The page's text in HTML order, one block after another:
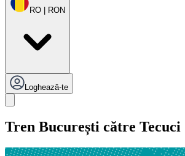
RO | RON
Loghează-te
Tren București către Tecuci